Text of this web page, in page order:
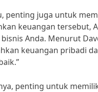
penting juga untuk
keuangan tersebut,
Anda. Menurut
keuangan pribadi
penting untuk